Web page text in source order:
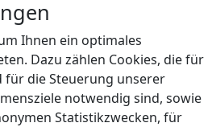
Ihnen ein optimales
Dazu zählen Cookies, die für
für die Steuerung unserer
notwendig sind, sowie
Statistikzwecken, für